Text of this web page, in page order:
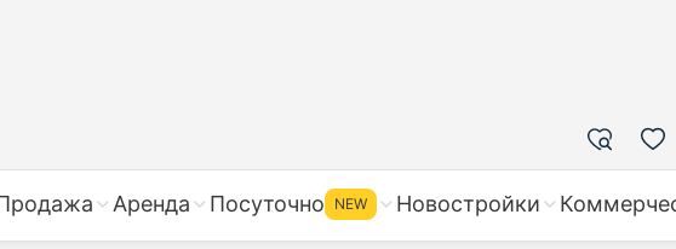
Аренда Посуточно NEW Новостройки